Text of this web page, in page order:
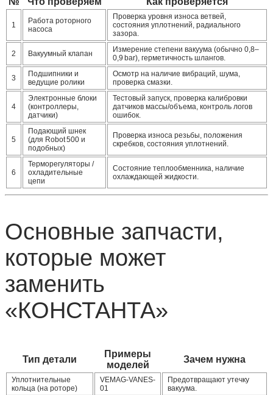
1
Работа роторного
насоса
Проверка уровня износа ветвей,
состояния уплотнений, радиального
зазора.
2 Вакуумный клапан
Измерение степени вакуума (обычно 0,8–
0,9 bar), герметичность шлангов.
3
Подшипники и
ведущие ролики
Осмотр на наличие вибраций, шума,
проверка смазки.
4
Электронные блоки
(контроллеры,
датчики)
Тестовый запуск, проверка калибровки
датчиков массы/объема, контроль логов
ошибок.
5
Подающий шнек
(для Robot 500 и
подобных)
Проверка износа резьбы, положения
скребков, состояния уплотнений.
6
Терморегуляторы /
охладительные
цепи
Состояние теплообменника, наличие
охлаждающей жидкости.
Основные запчасти,
которые может
заменить
«КОНСТАНТА»
Тип детали
Примеры
моделей
Зачем нужна
Уплотнительные
кольца (на роторе)
VEMAG‑VANES-
01
Предотвращают утечку
вакуума.